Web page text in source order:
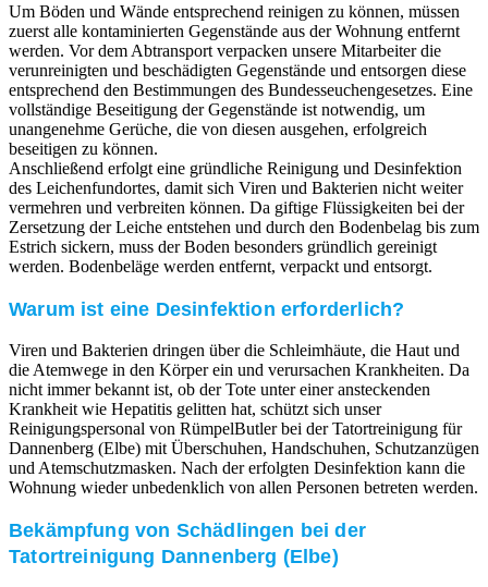
Um Böden und Wände entsprechend reinigen zu können, müssen
zuerst alle kontaminierten Gegenstände aus der Wohnung entfernt
werden. Vor dem Abtransport verpacken unsere Mitarbeiter die
verunreinigten und beschädigten Gegenstände und entsorgen diese
entsprechend den Bestimmungen des Bundesseuchengesetzes. Eine
vollständige Beseitigung der Gegenstände ist notwendig, um
unangenehme Gerüche, die von diesen ausgehen, erfolgreich
beseitigen zu können.
Anschließend erfolgt eine gründliche Reinigung und Desinfektion
des Leichenfundortes, damit sich Viren und Bakterien nicht weiter
vermehren und verbreiten können. Da giftige Flüssigkeiten bei der
Zersetzung der Leiche entstehen und durch den Bodenbelag bis zum
Estrich sickern, muss der Boden besonders gründlich gereinigt
werden. Bodenbeläge werden entfernt, verpackt und entsorgt.
Warum ist eine Desinfektion erforderlich?
Viren und Bakterien dringen über die Schleimhäute, die Haut und
die Atemwege in den Körper ein und verursachen Krankheiten. Da
nicht immer bekannt ist, ob der Tote unter einer ansteckenden
Krankheit wie Hepatitis gelitten hat, schützt sich unser
Reinigungspersonal von RümpelButler bei der Tatortreinigung für
Dannenberg (Elbe) mit Überschuhen, Handschuhen, Schutzanzügen
und Atemschutzmasken. Nach der erfolgten Desinfektion kann die
Wohnung wieder unbedenklich von allen Personen betreten werden.
Bekämpfung von Schädlingen bei der
Tatortreinigung Dannenberg (Elbe)